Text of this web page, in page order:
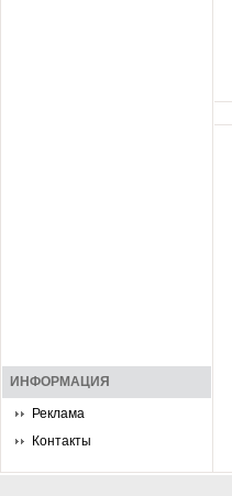
ИНФОРМАЦИЯ
Реклама
Контакты